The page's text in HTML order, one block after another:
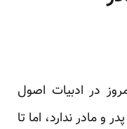
در ادبیات اصول
و مادر ندارد، اما تا